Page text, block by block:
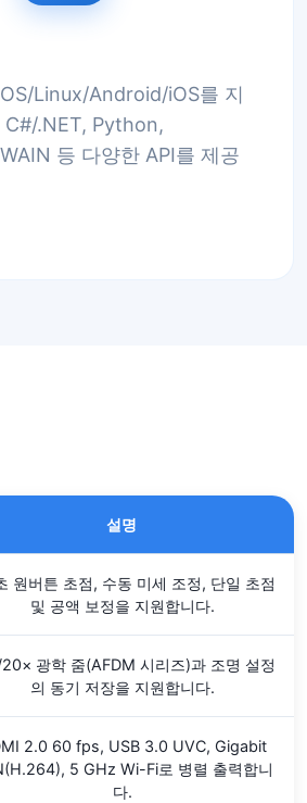
Linux/Android/iOS를 지
.NET, Python,
등 다양한 API를 제공
설명
원버튼 초점, 수동 미세 조정, 단일 초점
및 공액 보정을 지원합니다.
광학 줌(AFDM 시리즈)과 조명 설정
의 동기 저장을 지원합니다.
2.0 60 fps, USB 3.0 UVC, Gigabit
5 GHz Wi-Fi로 병렬 출력합니
다.